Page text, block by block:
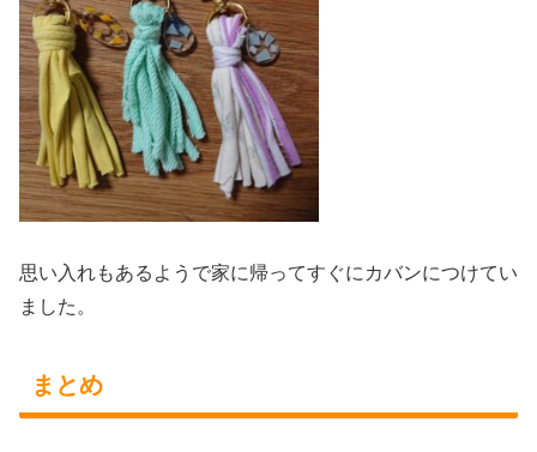
思い入れもあるようで家に帰ってすぐにカバンにつけてい
ました。
まとめ